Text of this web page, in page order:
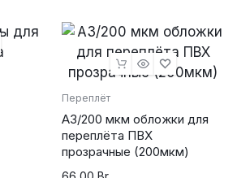
Переплёт
А3/200 мкм обложки для
переплёта ПВХ
прозрачные (200мкм)